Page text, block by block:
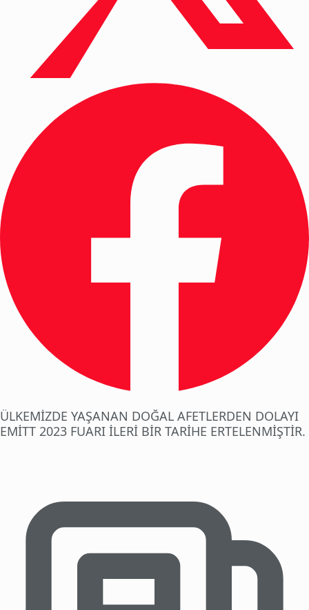
ÜLKEMİZDE YAŞANAN DOĞAL AFETLERDEN DOLAYI
EMİTT 2023 FUARI İLERİ BİR TARİHE ERTELENMİŞTİR.